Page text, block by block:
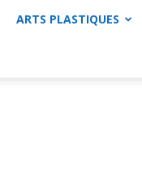
ARTS PLASTIQUES